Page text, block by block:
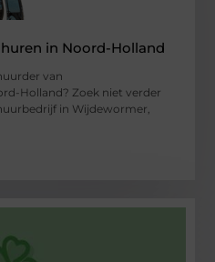
in Noord-Holland
van
Holland? Zoek niet verder
in Wijdewormer,